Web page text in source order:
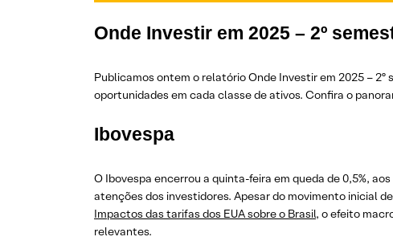
Onde Investir em 2025 – 2º
Publicamos ontem o relatório Onde Investir em 2025 –
oportunidades em cada classe de ativos. Confira o
Ibovespa
O Ibovespa encerrou a quinta-feira em queda de 0,5%,
atenções dos investidores. Apesar do movimento inicial
Impactos das tarifas dos EUA sobre o Brasil, o efeito
relevantes.